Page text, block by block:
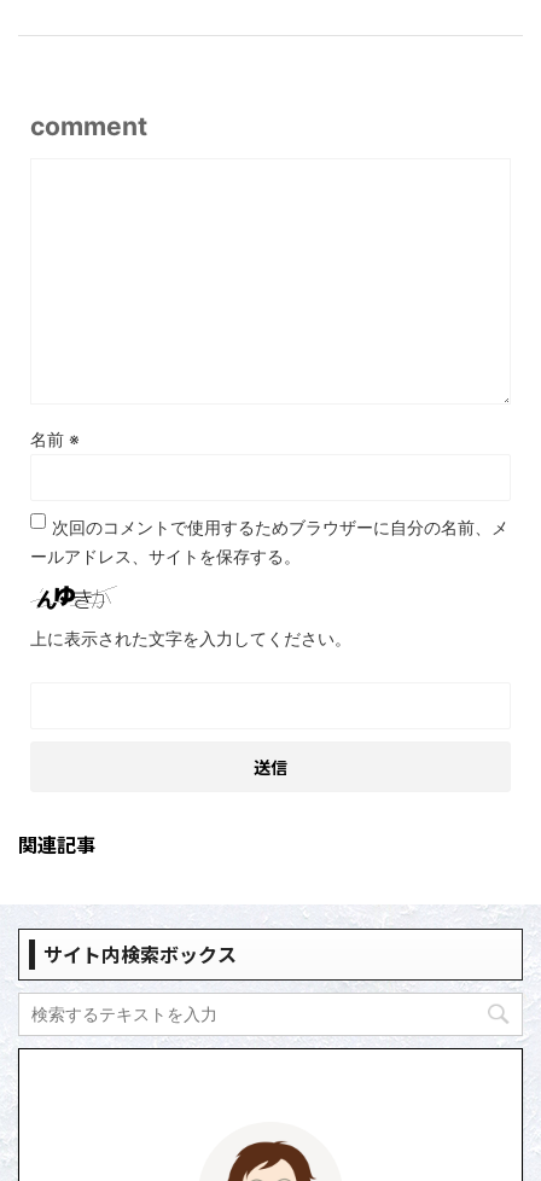
comment
名前 ※
次回のコメントで使用するためブラウザーに自分の名前、メ
ールアドレス、サイトを保存する。
上に表示された文字を入力してください。
関連記事
サイト内検索ボックス